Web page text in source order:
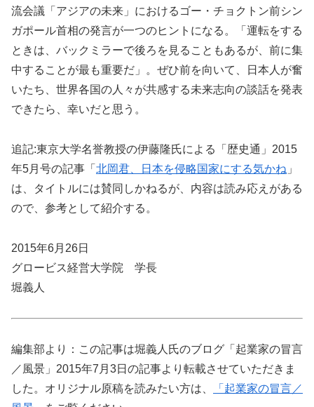
流会議「アジアの未来」におけるゴー・チョクトン前シン
ガポール首相の発言が一つのヒントになる。「運転をする
ときは、バックミラーで後ろを見ることもあるが、前に集
中することが最も重要だ」。ぜひ前を向いて、日本人が奮
いたち、世界各国の人々が共感する未来志向の談話を発表
できたら、幸いだと思う。
追記:東京大学名誉教授の伊藤隆氏による「歴史通」2015
年5月号の記事「 北岡君、日本を侵略国家にする気かね 」
は、タイトルには賛同しかねるが、内容は読み応えがある
ので、参考として紹介する。
2015年6月26日
グロービス経営大学院 学長
堀義人
編集部より：この記事は堀義人氏のブログ「起業家の冒言
／風景」2015年7月3日の記事より転載させていただきま
した。オリジナル原稿を読みたい方は、
「起業家の冒言／